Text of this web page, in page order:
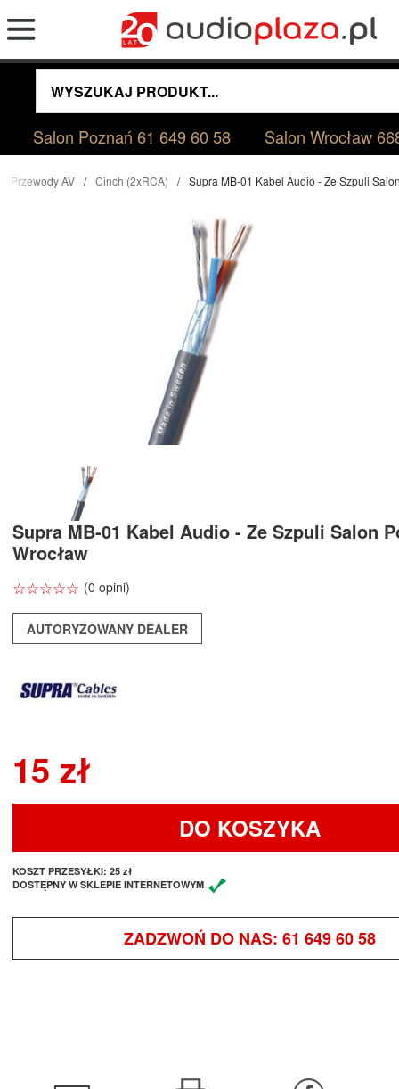
Salon Poznań61 649 60 58 Salon Wrocław
Przewody AV Cinch (2xRCA) Supra MB-01 Kabel Audio - Ze Szpuli
Supra MB-01 Kabel Audio - Ze Szpuli Salon
Wrocław
☆☆☆☆☆
★★★★★ (0 opini)
AUTORYZOWANY DEALER
15 zł
DO KOSZYKA
KOSZT PRZESYŁKI: 25 zł
DOSTĘPNY W SKLEPIE INTERNETOWYM
ZADZWOŃ DO NAS: 61 649 60 58